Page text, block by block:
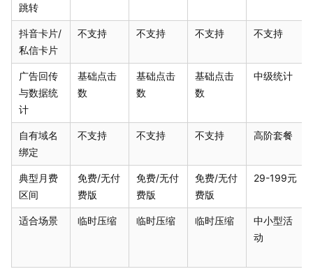
跳转
抖音卡片/
私信卡片
不支持 不支持 不支持 不支持
广告回传
与数据统
计
基础点击
数
基础点击
数
基础点击
数
中级统计
自有域名
绑定
不支持 不支持 不支持 高阶套餐
典型月费
区间
免费/无付
费版
免费/无付
费版
免费/无付
费版
29-199元
适合场景 临时压缩 临时压缩 临时压缩
中小型活
动